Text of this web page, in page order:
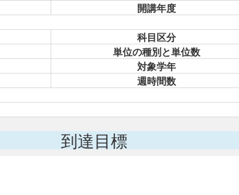
開講年度
科目区分
単位の種別と単位数
対象学年
週時間数
到達目標